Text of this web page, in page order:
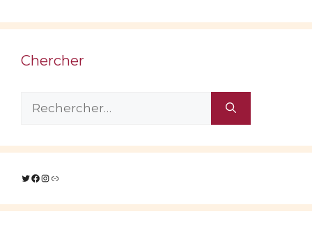
Chercher
Twitter
Facebook
Instagram
Lien